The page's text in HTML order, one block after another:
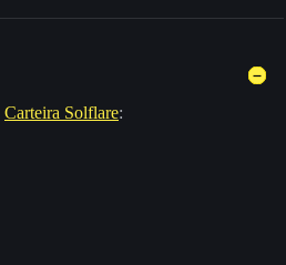
Carteira Solflare: